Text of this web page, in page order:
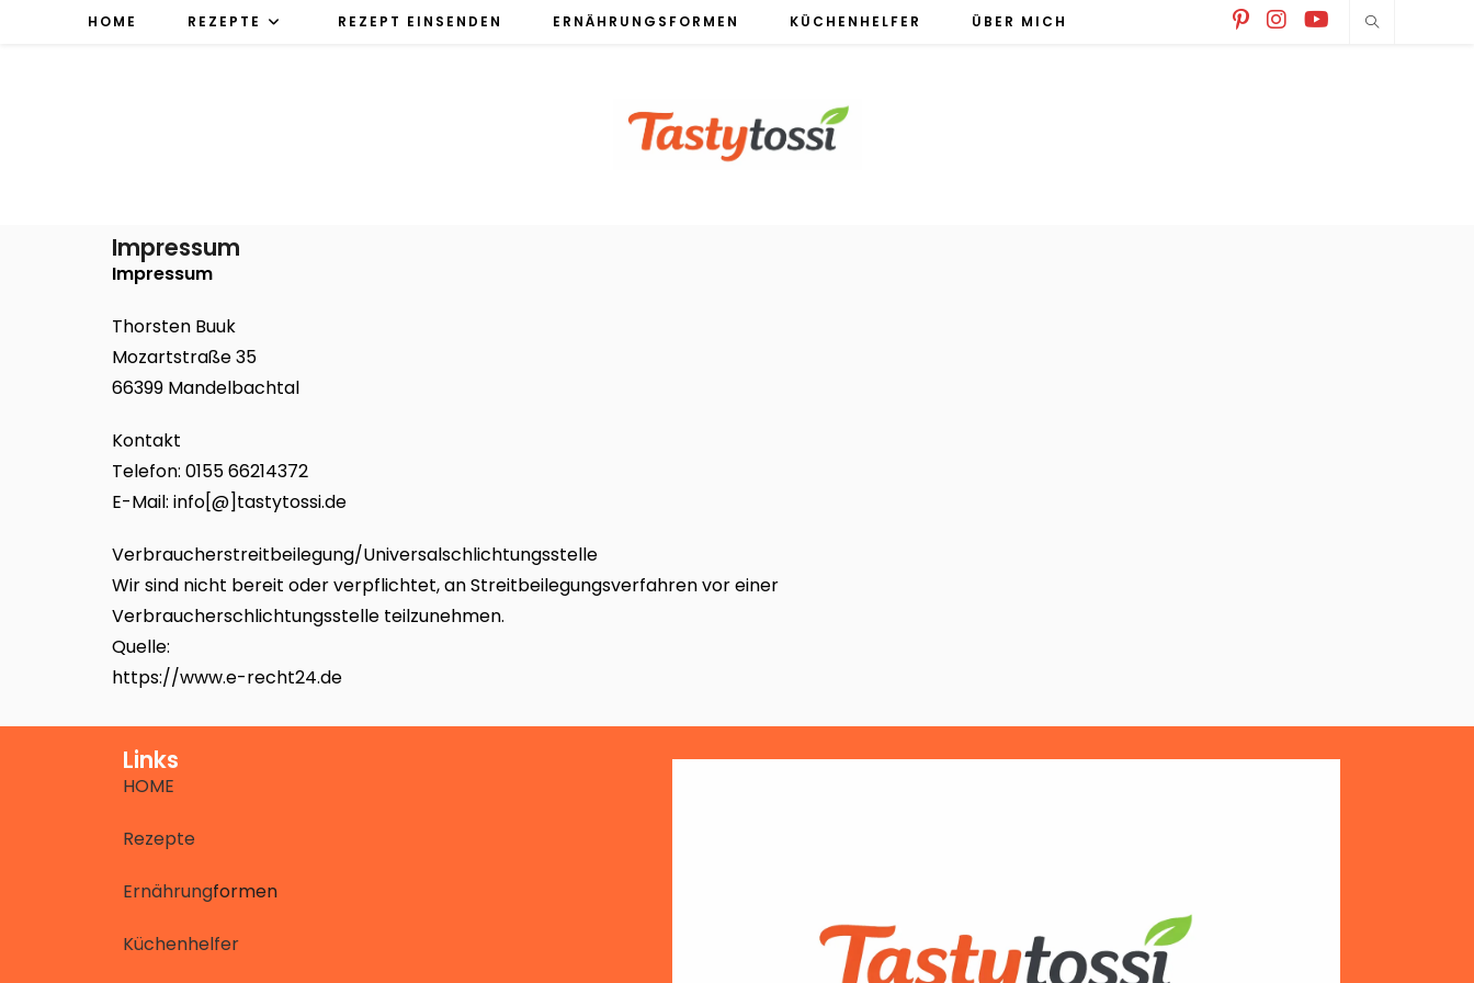
HOME REZEPTE REZEPT EINSENDEN ERNÄHRUNGSFORMEN KÜCHENHELFER ÜBER MICH
Impressum
Impressum
Thorsten Buuk
Mozartstraße 35
66399 Mandelbachtal
Kontakt
Telefon: 0155 66214372
E-Mail: info[@]tastytossi.de
Verbraucherstreitbeilegung/Universalschlichtungsstelle
Wir sind nicht bereit oder verpflichtet, an Streitbeilegungsverfahren vor einer
Verbraucherschlichtungsstelle teilzunehmen.
Quelle:
https://www.e-recht24.de
Links
HOME
Rezepte
Ernährungformen
Küchenhelfer